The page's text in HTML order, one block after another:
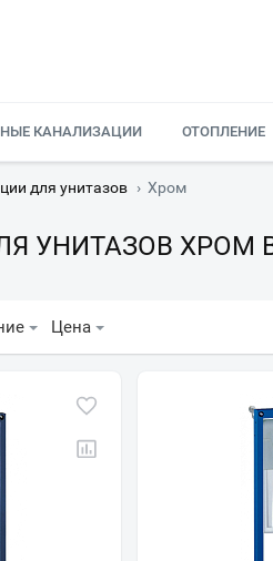
КАНАЛИЗАЦИИ ОТОПЛЕНИЕ
для унитазов › Хром
УНИТАЗОВ ХРОМ
Цена